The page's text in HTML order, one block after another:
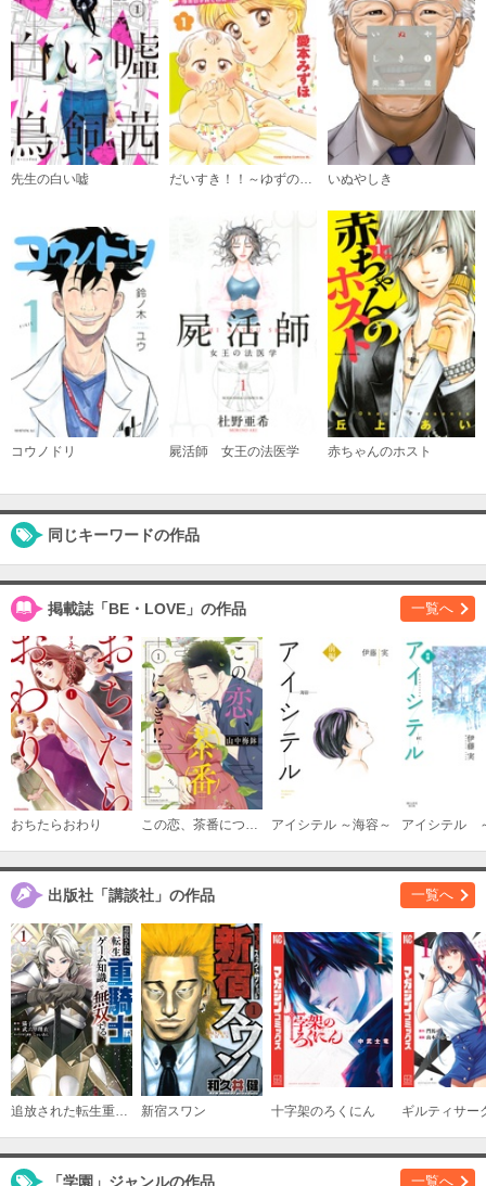
（８）
必要ポイント： 540
購入する
（９）
必要ポイント：540
購入する
（１０）
必要ポイント： 540
購入する
（１１）
必要ポイント：540
購入する
必要ポイント：540
購入する
（１３）
必要ポイント：540
（１４）
購入する
（１５）
必要ポイント：540
購入する
（１６）
必要ポイント：540
購入する
先生の白い嘘 だいすき！！～ゆずの子育て日記～ いぬやしき
コウノドリ 屍活師 女王の法医学 赤ちゃんのホスト
同じキーワードの作品
掲載誌「BE・LOVE」の作品 一覧へ
おちたらおわり この恋、茶番につき！？ アイシテル ～海容～ アイシテル
出版社「講談社」の作品 一覧へ
追放された転生重騎士はゲーム知識で無双する 新宿スワン 十字架のろくにん ギルティサー
「学園」ジャンルの作品 一覧へ